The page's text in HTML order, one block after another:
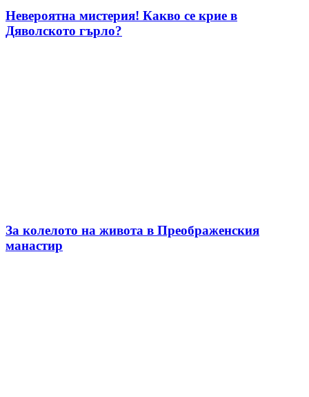
Невероятна мистерия! Какво се крие в
Дяволското гърло?
За колелото на живота в Преображенския
манастир